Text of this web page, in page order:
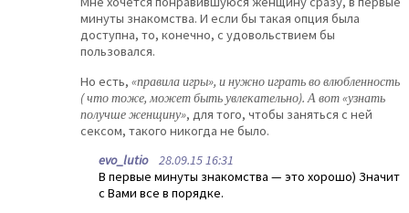
минуты знакомства. И если бы такая опция была
доступна, то, конечно, с удовольствием бы
пользовался.
Но есть, «правила игры», и нужно играть во влюбленность
( что тоже, может быть увлекательно). А вот «узнать
получше женщину», для того, чтобы заняться с ней
сексом, такого никогда не было.
evo_lutio28.09.15 16:31
В первые минуты знакомства — это хорошо) Значит
с Вами все в порядке.